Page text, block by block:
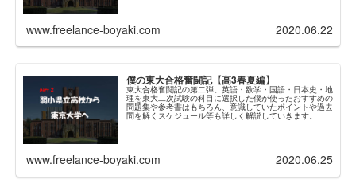
www.freelance-boyaki.com 2020.06.22
僕の東大合格奮闘記【高3春夏編】
東大合格奮闘記の第二弾。英語・数学・国語・日本史・地
理を東大二次試験の科目に選択した僕が使ったおすすめの
問題集や参考書はもちろん、意識していたポイントや過去
問を解くスケジュール等も詳しく解説していきます。
www.freelance-boyaki.com 2020.06.25